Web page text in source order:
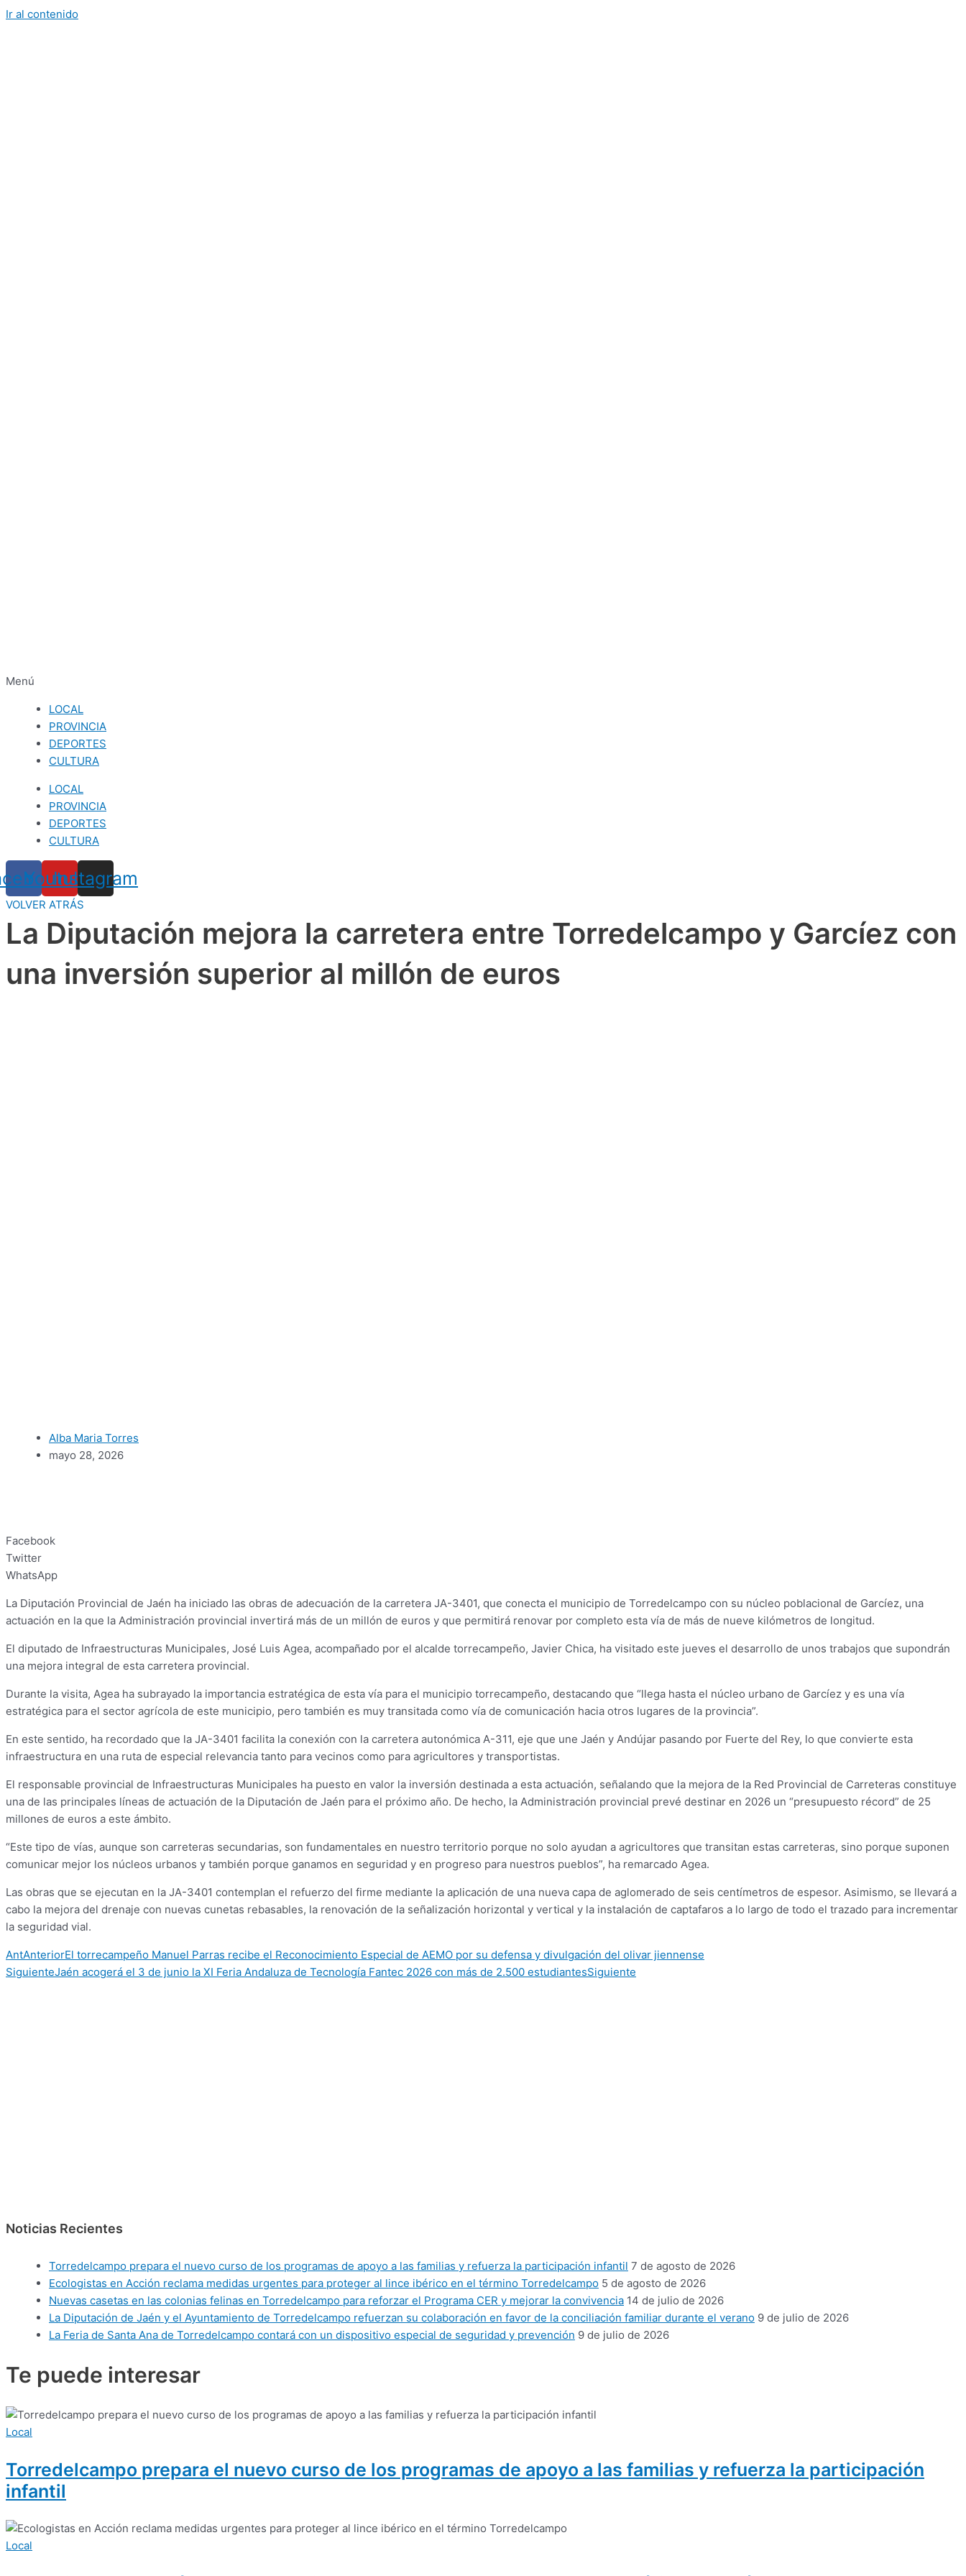
Ir al contenido
Menú
LOCAL
PROVINCIA
DEPORTES
CULTURA
LOCAL
PROVINCIA
DEPORTES
CULTURA
Youtube
Instagram
VOLVER ATRÁS
La Diputación mejora la carretera entre Torredelcampo y Garcíez con
una inversión superior al millón de euros
Alba Maria Torres
mayo 28, 2026
Facebook
Twitter
WhatsApp
La Diputación Provincial de Jaén ha iniciado las obras de adecuación de la carretera JA-3401, que conecta el municipio de Torredelcampo con su núcleo poblacional de Garcíez, una
actuación en la que la Administración provincial invertirá más de un millón de euros y que permitirá renovar por completo esta vía de más de nueve kilómetros de longitud.
El diputado de Infraestructuras Municipales, José Luis Agea, acompañado por el alcalde torrecampeño, Javier Chica, ha visitado este jueves el desarrollo de unos trabajos que supondrán
una mejora integral de esta carretera provincial.
Durante la visita, Agea ha subrayado la importancia estratégica de esta vía para el municipio torrecampeño, destacando que “llega hasta el núcleo urbano de Garcíez y es una vía
estratégica para el sector agrícola de este municipio, pero también es muy transitada como vía de comunicación hacia otros lugares de la provincia”.
En este sentido, ha recordado que la JA-3401 facilita la conexión con la carretera autonómica A-311, eje que une Jaén y Andújar pasando por Fuerte del Rey, lo que convierte esta
infraestructura en una ruta de especial relevancia tanto para vecinos como para agricultores y transportistas.
El responsable provincial de Infraestructuras Municipales ha puesto en valor la inversión destinada a esta actuación, señalando que la mejora de la Red Provincial de Carreteras constituye
una de las principales líneas de actuación de la Diputación de Jaén para el próximo año. De hecho, la Administración provincial prevé destinar en 2026 un “presupuesto récord” de 25
millones de euros a este ámbito.
“Este tipo de vías, aunque son carreteras secundarias, son fundamentales en nuestro territorio porque no solo ayudan a agricultores que transitan estas carreteras, sino porque suponen
comunicar mejor los núcleos urbanos y también porque ganamos en seguridad y en progreso para nuestros pueblos”, ha remarcado Agea.
Las obras que se ejecutan en la JA-3401 contemplan el refuerzo del firme mediante la aplicación de una nueva capa de aglomerado de seis centímetros de espesor. Asimismo, se llevará a
cabo la mejora del drenaje con nuevas cunetas rebasables, la renovación de la señalización horizontal y vertical y la instalación de captafaros a lo largo de todo el trazado para incrementar
la seguridad vial.
AntAnteriorEl torrecampeño Manuel Parras recibe el Reconocimiento Especial de AEMO por su defensa y divulgación del olivar jiennense
SiguienteJaén acogerá el 3 de junio la XI Feria Andaluza de Tecnología Fantec 2026 con más de 2.500 estudiantesSiguiente
Noticias Recientes
Torredelcampo prepara el nuevo curso de los programas de apoyo a las familias y refuerza la participación infantil 7 de agosto de 2026
Ecologistas en Acción reclama medidas urgentes para proteger al lince ibérico en el término Torredelcampo 5 de agosto de 2026
Nuevas casetas en las colonias felinas en Torredelcampo para reforzar el Programa CER y mejorar la convivencia 14 de julio de 2026
La Diputación de Jaén y el Ayuntamiento de Torredelcampo refuerzan su colaboración en favor de la conciliación familiar durante el verano 9 de julio de 2026
La Feria de Santa Ana de Torredelcampo contará con un dispositivo especial de seguridad y prevención 9 de julio de 2026
Te puede interesar
Local
Torredelcampo prepara el nuevo curso de los programas de apoyo a las familias y refuerza la participación
infantil
Local